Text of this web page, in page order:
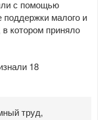
с помощью
поддержки малого и
в котором приняло
18
труд,